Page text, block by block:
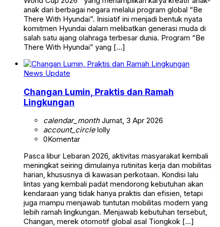
anak dari berbagai negara melalui program global “Be
There With Hyundai”. Inisiatif ini menjadi bentuk nyata
komitmen Hyundai dalam melibatkan generasi muda di
salah satu ajang olahraga terbesar dunia. Program “Be
There With Hyundai” yang […]
News Update
Changan Lumin, Praktis dan Ramah
Lingkungan
calendar_monthJumat, 3 Apr 2026
account_circlelolly
0Komentar
Pasca libur Lebaran 2026, aktivitas masyarakat kembali
meningkat seiring dimulainya rutinitas kerja dan mobilitas
harian, khususnya di kawasan perkotaan. Kondisi lalu
lintas yang kembali padat mendorong kebutuhan akan
kendaraan yang tidak hanya praktis dan efisien, tetapi
juga mampu menjawab tuntutan mobilitas modern yang
lebih ramah lingkungan. Menjawab kebutuhan tersebut,
Changan, merek otomotif global asal Tiongkok […]